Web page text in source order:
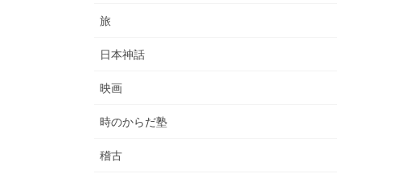
旅
日本神話
映画
時のからだ塾
稽古